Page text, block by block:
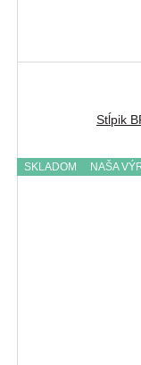
Stĺpik
SKLADOM NAŠA